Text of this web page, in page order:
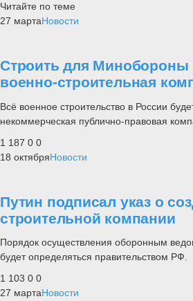
Читайте по теме
27 мартаНовости
Строить для Минобороны
военно-строительная
Всё военное строительство в России
некоммерческая публично-правовая
1 187 0 0
18 октябряНовости
Путин подписал указ о
строительной компании
Порядок осуществления оборонным
будет определяться правительством РФ.
1 103 0 0
27 мартаНовости